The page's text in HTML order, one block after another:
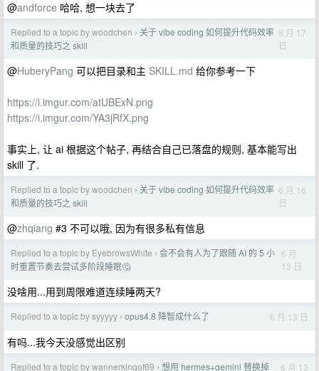
@andforce 哈哈, 想一块去了
Replied to a topic by woodchen › 关于 vibe coding 如何提升代码效率
和质量的技巧之 skill
6 月 17
日
@HuberyPang 可以把目录和主 SKILL.md 给你参考一下
https://i.imgur.com/atUBExN.png
https://i.imgur.com/YA3jRfX.png
事实上, 让 ai 根据这个帖子, 再结合自己已落盘的规则, 基本能写出
skill 了.
Replied to a topic by woodchen › 关于 vibe coding 如何提升代码效率
和质量的技巧之 skill
6 月 16
日
@zhqiang #3 不可以哦, 因为有很多私有信息
Replied to a topic by EyebrowsWhite › 会不会有人为了跟随 AI 的 5 小
时重置节奏去尝试多阶段睡眠🤔
6 月
13 日
没啥用...用到周限难道连续睡两天?
Replied to a topic by syyyyy › opus4.8 降智成什么了 6 月 13 日
有吗...我今天没感觉出区别
Replied to a topic by wannerkingof69 › 想用 hermes+gemini 替换掉 6 月 13